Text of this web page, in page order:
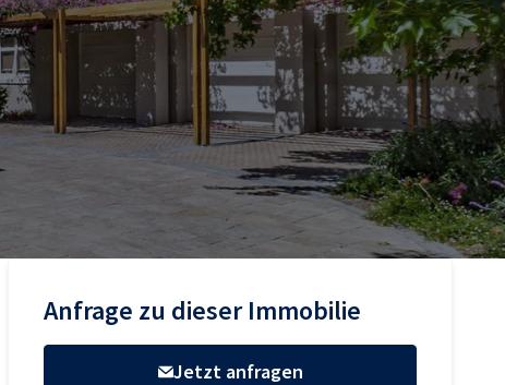
Sidebar
Anfrage zu dieser Immobilie
Jetzt anfragen